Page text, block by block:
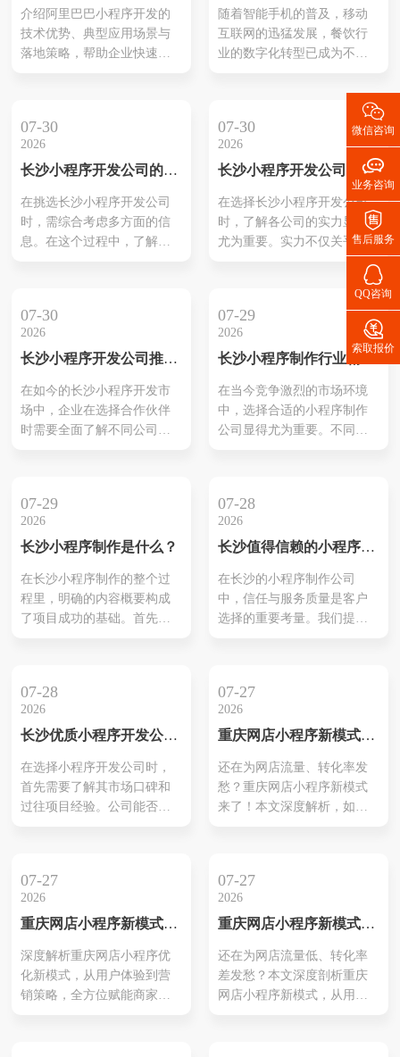
公司还积极呈现他们等成功
案例，依靠这些案例让潜在
客户了解其实际能力和效
公司能更好地满足需求。在
评估公司时质量、技术团队
的专业水平以及客户的反
介绍阿里巴巴小程序开发的
技术优势、典型应用场景与
落地策略，帮助企业快速理
随着智能手机的普及，移动
互联网的迅猛发展，餐饮行
业的数字化转型已成为不可
绍一份详细的阳春餐饮连锁
小程序开发方案策划，通过
这一策划方案，餐饮连锁企
业可以更好地满足消费者的
需求，提升用户体验，实现
07-30
2026
长沙小程序开发公司的推
在挑选长沙小程序开发公司
时，需综合考虑多方面的信
息。在这个过程中，了解每
评估的基础。此外，查看客
户反馈和市场评价不仅能反
映出公司的综合素质，还能
考。探讨这些要素将有助于
企业在纷繁复杂的市场中找
到合适的小程序开发伙伴，
07-30
2026
长沙小程序开发公司的实
在选择长沙小程序开发公司
时，了解各公司的实力显得
尤为重要。实力不仅关乎公
经验、客户评价及团队结构
等密切相关。具体来说，技
术能力可以通过成功案例与
开发工具的运用来评估，而
项目经验则显示了公司应对
客户评价代表了真实反馈，
是衡量公司服务质量的重要
标尺。最后，团队构成直接
07-30
2026
长沙小程序开发公司推荐
在如今的长沙小程序开发市
场中，企业在选择合作伙伴
时需要全面了解不同公司的
验以及所掌握的技术水平。
此外，项目经验则反映出公
司处理不同需求的能力，尤
此同时，客户的反馈也是不
可忽视的重要因素，它为评
估公司的可靠性提供了切实
07-29
2026
长沙小程序制作行业精选
在当今竞争激烈的市场环境
中，选择合适的小程序制作
公司显得尤为重要。不同公
户体验。因此，企业需仔细
评估各家的服务内容与过往
案例，以找到最符合自身需
的小程序制作团队往往具备
丰富的行业经验和客户反
馈，能提供量身定制的解决
07-29
2026
长沙小程序制作是什么？
在长沙小程序制作的整个过
程里，明确的内容概要构成
了项目成功的基础。首先，
着，结合Uni-app和Flutter等
先进技术框架，设计小程序
的基本结构与功能。高效的
时间成本，同时实现快速上
线。用户体验也将在设计过
程中受到重视，通过流畅的
07-28
2026
长沙值得信赖的小程序制
在长沙的小程序制作公司
中，信任与服务质量是客户
选择的重要考量。我们提供
队不仅具备丰富的行业经
验，还结合市场需求，制定
切实可行的解决方案。无论
类小程序，我们致力于创造
出符合用户期待的产品。在
项目执行过程中，通过规范
07-28
2026
长沙优质小程序开发公司
在选择小程序开发公司时，
首先需要了解其市场口碑和
过往项目经验。公司能否提
队，能够灵活应对不同客户
的需求。如长沙本凡科技和
长沙云辰科技等公司，在业
成了多个成功项目。此外，
了解其服务范围也很重要，
包括后期维护及技术支持
07-27
2026
重庆网店小程序新模式：
长！
还在为网店流量、转化率发
愁？重庆网店小程序新模式
来了！本文深度解析，如何
07-27
2026
重庆网店小程序新模式：
新引擎！
深度解析重庆网店小程序优
化新模式，从用户体验到营
销策略，全方位赋能商家，
07-27
2026
重庆网店小程序新模式：
方案！
还在为网店流量低、转化率
差发愁？本文深度剖析重庆
网店小程序新模式，从用户

微信咨询

业务咨询

售后服务

QQ咨询

索取报价